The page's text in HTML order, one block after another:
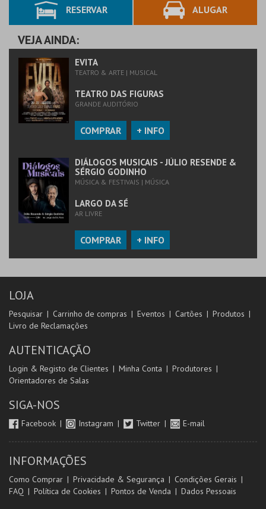
RESERVAR ALUGAR
VEJA AINDA:
EVITA
TEATRO & ARTE | MUSICAL
TEATRO DAS FIGURAS
GRANDE AUDITÓRIO
COMPRAR + INFO
DIÁLOGOS MUSICAIS - JÚLIO RESENDE &
SÉRGIO GODINHO
MÚSICA & FESTIVAIS | MÚSICA
LARGO DA SÉ
AR LIVRE
COMPRAR + INFO
LOJA
Pesquisar Carrinho de compras Eventos Cartões
Produtos
Livro de Reclamações
AUTENTICAÇÃO
Login & Registo de Clientes Minha Conta
Produtores
Orientadores de Salas
SIGA-NOS
Facebook Instagram Twitter E-mail
INFORMAÇÕES
Como Comprar Privacidade & Segurança
Condições Gerais
FAQ
Política de Cookies Pontos de Venda Dados Pessoais